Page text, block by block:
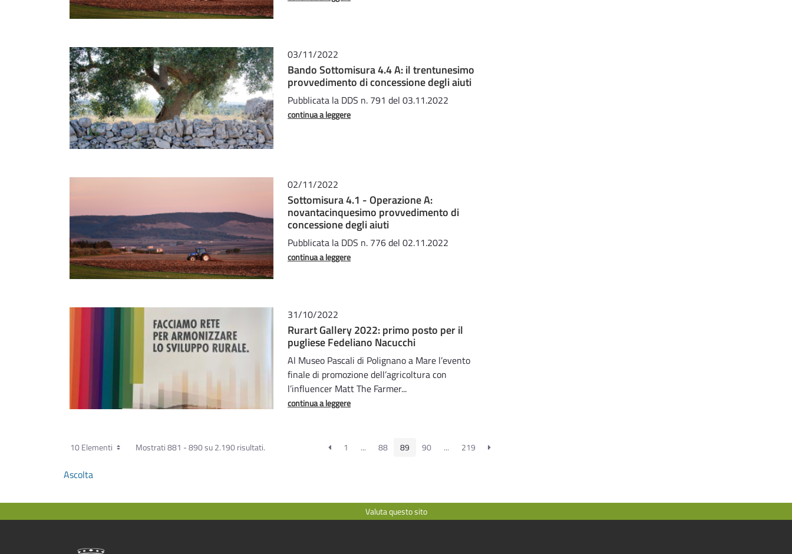
03/11/2022
Bando Sottomisura 4.4 A: il trentunesimo
provvedimento di concessione degli aiuti
Pubblicata la DDS n. 791 del 03.11.2022
continua a leggere
02/11/2022
Sottomisura 4.1 - Operazione A:
novantacinquesimo provvedimento di
concessione degli aiuti
Pubblicata la DDS n. 776 del 02.11.2022
continua a leggere
31/10/2022
Rurart Gallery 2022: primo posto per il
pugliese Fedeliano Nacucchi
Al Museo Pascali di Polignano a Mare l’evento
finale di promozione dell’agricoltura con
l’influencer Matt The Farmer...
continua a leggere
10 Elementi Mostrati 881 - 890 su 2.190 risultati. 1 ... 88 89 90 ... 219
Ascolta
Valuta questo sito